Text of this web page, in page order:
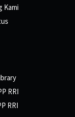
Kami
RRI
RRI